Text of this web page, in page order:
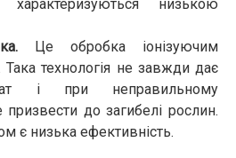
характеризуються низькою
Це обробка іонізуючим
технологія не завжди дає
і при неправильному
до загибелі рослин.
є низька ефективність.